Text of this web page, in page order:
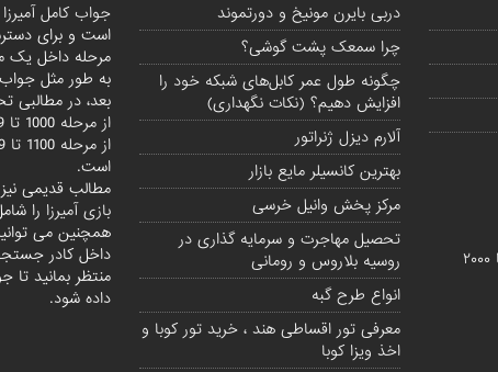
دربی بایرن مونیخ و دورتموند
چرا سمعک پشت گوشی؟
چگونه طول عمر کابل‌های شبکه خود را
افزایش دهیم؟ (نکات نگهداری)
آلارم دیزل ژنراتور
بهترین کانسیلر مایع بازار
مرکز پخش وانیل خرسی
تحصیل مهاجرت و سرمایه گذاری در
روسیه بلاروس و رومانی
انواع طرح گبه
معرفی تور اقساطی هند ، خرید تور کوبا و
اخذ ویزا کوبا
جواب کامل آمیرزا
مرحله داخل یک
بعد، در مطالبی
از مرحله 1000 تا 1099
از مرحله 1100 تا 1199
است.
مطالب قدیمی
بازی آمیرزا را
همچنین می
داخل کادر
منتظر بمانید
داده شود.